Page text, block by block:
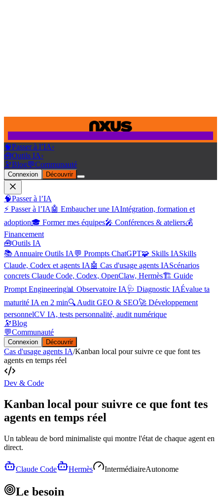
🧠Passer à l’IA›
🧰Outils IA›
🔭Blog💬Communauté
Connexion Découvrir
🧠Passer à l’IA
⚡ Passer à l’IA 🤖 Embaucher une IAIntégration, formation et
adoption🎓 Former mes équipes🎤 Conférences & ateliers💰
Financement
🧰Outils IA
📚 Annuaire Outils IA 💬 Prompts ChatGPT🧩 Skills IASkills
Claude, Codex et agents IA 🤖 Cas d'usage agents IAScénarios
concrets Claude Code, Codex, OpenClaw, Hermès🏗️ Guide
Prompt Engineering📊 Observatoire IA 🩺 Diagnostic IAÉvalue ta
maturité IA en 2 min🔍 Audit GEO & SEO🚀 Développement
personnelCV IA, tests personnalité, audit numérique
🔭Blog
💬Communauté
Connexion Découvrir
Cas d'usage agents IA/Kanban local pour suivre ce que font tes
agents en temps réel
Dev & Code
Kanban local pour suivre ce que font tes
agents en temps réel
Un tableau de bord minimaliste qui montre l'état de chaque agent en
direct.
Claude Code Hermès IntermédiaireAutonome
Le besoin